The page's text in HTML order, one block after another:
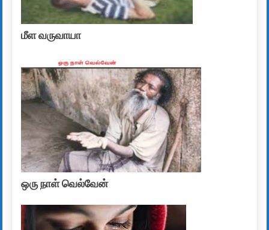
மீள வருவாயா
ஒரு நாள் வெல்வேன்